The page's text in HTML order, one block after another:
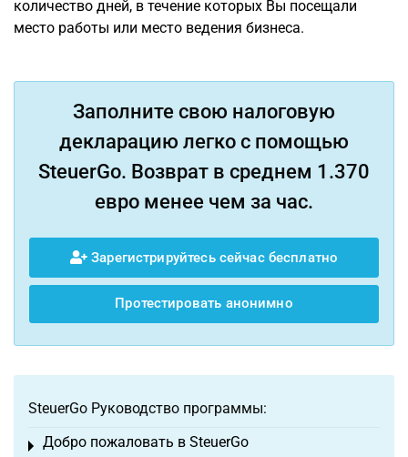
количество дней, в течение которых Вы посещали
место работы или место ведения бизнеса.
Заполните свою налоговую
декларацию легко с помощью
SteuerGo. Возврат в среднем 1.370
евро менее чем за час.
Зарегистрируйтесь сейчас бесплатно
Протестировать анонимно
SteuerGo Руководство программы:
Добро пожаловать в SteuerGo
Toggle menu